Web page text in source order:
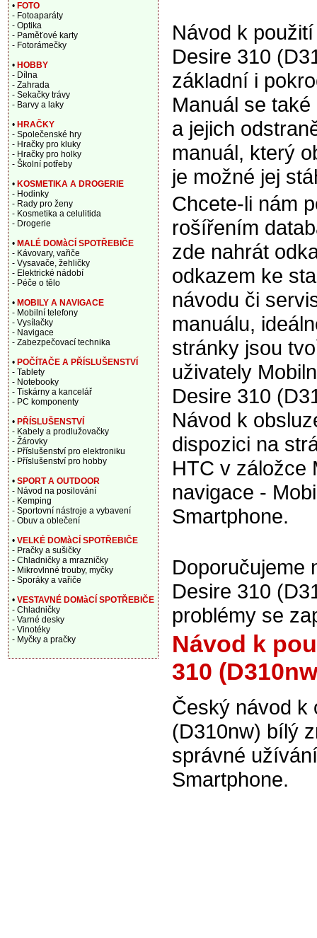
Návod k
Desire 310
základní i
Manuál se
a jejich
manuál, který
je možné jej
Chcete-li nám
rošířením
zde nahrát
odkazem ke
návodu či
manuálu,
stránky jsou
uživately
Desire 310
Návod k
dispozici na
HTC v záložce
navigace -
Smartphone.
Doporučujeme
Desire 310
problémy se
Návod k
310
Český návod k
(D310nw) bílý
správné
Smartphone.
• FOTO
- Fotoaparáty
- Optika
- Paměťové karty
- Fotorámečky
• HOBBY
- Dílna
- Zahrada
- Sekačky trávy
- Barvy a laky
• HRAČKY
- Společenské hry
- Hračky pro kluky
- Hračky pro holky
- Školní potřeby
• KOSMETIKA A DROGERIE
- Hodinky
- Rady pro ženy
- Kosmetika a celulitida
- Drogerie
• MALÉ DOMàCÍ SPOTŘEBIČE
- Kávovary, vařiče
- Vysavače, žehličky
- Elektrické nádobí
- Péče o tělo
• MOBILY A NAVIGACE
- Mobilní telefony
- Vysílačky
- Navigace
- Zabezpečovací technika
• POČÍTAČE A PŘÍSLUŠENSTVÍ
- Tablety
- Notebooky
- Tiskárny a kancelář
- PC komponenty
• PŘÍSLUŠENSTVÍ
- Kabely a prodlužovačky
- Žárovky
- Příslušenství pro elektroniku
- Příslušenství pro hobby
• SPORT A OUTDOOR
- Návod na posilování
- Kemping
- Sportovní nástroje a vybavení
- Obuv a oblečení
• VELKÉ DOMàCÍ SPOTŘEBIČE
- Pračky a sušičky
- Chladničky a mrazničky
- Mikrovlnné trouby, myčky
- Sporáky a vařiče
• VESTAVNÉ DOMàCÍ SPOTŘEBIČE
- Chladničky
- Varné desky
- Vinotéky
- Myčky a pračky